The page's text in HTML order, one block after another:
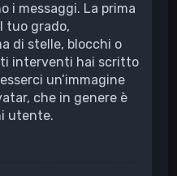
i messaggi. La prima
tuo grado,
di stelle, blocchi o
interventi hai scritto
un’immagine
che in genere è
utente.